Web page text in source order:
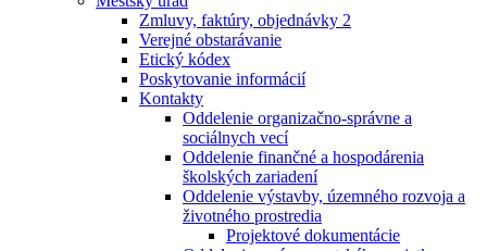
Zmluvy, faktúry, objednávky 2
Verejné obstarávanie
Etický kódex
Poskytovanie informácií
Kontakty
Oddelenie organizačno-správne a
sociálnych vecí
Oddelenie finančné a hospodárenia
školských zariadení
Oddelenie výstavby, územného rozvoja a
životného prostredia
Projektové dokumentácie